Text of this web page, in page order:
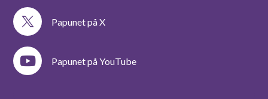
Papunet på X
Papunet på YouTube